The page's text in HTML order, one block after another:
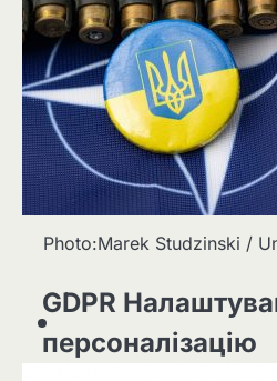
Photo:Marek Studzinski /
GDPR
персоналізацію